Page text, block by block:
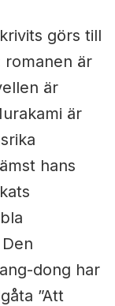
görs till
är
är
är
hans
dong har
”Att